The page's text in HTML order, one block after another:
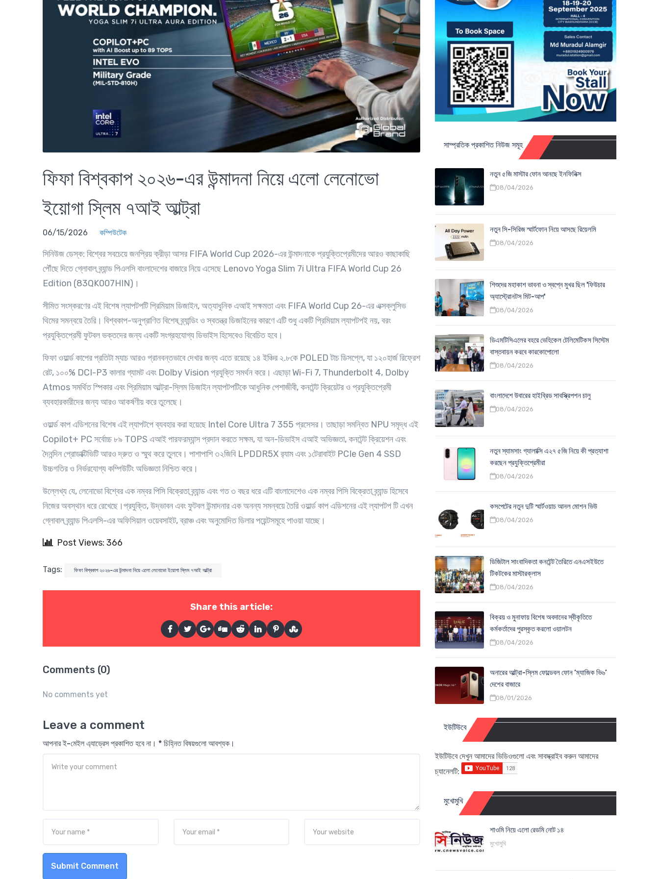
ফিফা বিশ্বকাপ ২০২৬-এর উন্মাদনা নিয়ে এলো লেনোভো
ইয়োগা স্লিম ৭আই আল্ট্রা
06/15/2026 কম্পিউটেক
সিনিউজ ডেস্ক: বিশ্বের সবচেয়ে জনপ্রিয় ক্রীড়া আসর FIFA World Cup 2026-এর উন্মাদনাকে প্রযুক্তিপ্রেমীদের আরও কাছাকাছি
পৌঁছে দিতে গ্লোবাল ব্র্যান্ড পিএলসি বাংলাদেশের বাজারে নিয়ে এসেছে Lenovo Yoga Slim 7i Ultra FIFA World Cup 26
Edition (83QK007HIN)।
সীমিত সংস্করণের এই বিশেষ ল্যাপটপটি প্রিমিয়াম ডিজাইন, অত্যাধুনিক এআই সক্ষমতা এবং FIFA World Cup 26-এর এক্সক্লুসিভ
থিমের সমন্বয়ে তৈরি। বিশ্বকাপ-অনুপ্রাণিত বিশেষ ব্র্যান্ডিং ও স্বতন্ত্র ডিজাইনের কারণে এটি শুধু একটি প্রিমিয়াম ল্যাপটপই নয়, বরং
প্রযুক্তিপ্রেমী ফুটবল ভক্তদের জন্য একটি সংগ্রহযোগ্য ডিভাইস হিসেবেও বিবেচিত হবে।
ফিফা ওয়ার্ল্ড কাপের প্রতিটা ম্যাচ আরও প্রানবন্তভাবে দেখার জন্য এতে রয়েছে ১৪ ইঞ্চির ২.৮কে POLED টাচ ডিসপ্লে, যা ১২০হার্জ রিফ্রেশ
রেট, ১০০% DCI-P3 কালার গ্যামট এবং Dolby Vision প্রযুক্তি সমর্থন করে। এছাড়া Wi-Fi 7, Thunderbolt 4, Dolby
Atmos সমর্থিত স্পিকার এবং প্রিমিয়াম আল্ট্রা-স্লিম ডিজাইন ল্যাপটপটিকে আধুনিক পেশাজীবী, কনটেন্ট ক্রিয়েটর ও প্রযুক্তিপ্রেমী
ব্যবহারকারীদের জন্য আরও আকর্ষণীয় করে তুলেছে।
ওয়ার্ল্ড কাপ এডিশনের বিশেষ এই ল্যাপটপে ব্যবহার করা হয়েছে Intel Core Ultra 7 355 প্রসেসর। তাছাড়া সমন্বিত NPU সমৃদ্ধ এই
Copilot+ PC সর্বোচ্চ ৮৯ TOPS এআই পারফরম্যান্স প্রদান করতে সক্ষম, যা অন-ডিভাইস এআই অভিজ্ঞতা, কনটেন্ট ক্রিয়েশন এবং
দৈনন্দিন প্রোডাক্টিভিটি আরও দ্রুত ও স্মুথ করে তুলবে। পাশাপাশি ৩২জিবি LPDDR5X র‍্যাম এবং ১টেরাবাইট PCIe Gen 4 SSD
উচ্চগতির ও নির্ভরযোগ্য কম্পিউটিং অভিজ্ঞতা নিশ্চিত করে।
উল্লেখ্য যে, লেনোভো বিশ্বের এক নম্বর পিসি বিক্রেতা ব্র্যান্ড এবং গত ৩ বছর ধরে এটি বাংলাদেশেও এক নম্বর পিসি বিক্রেতা ব্র্যান্ড হিসেবে
নিজের অবস্থান ধরে রেখেছে।প্রযুক্তি, উদ্ভাবন এবং ফুটবল উন্মাদনার এক অনন্য সমন্বয়ে তৈরি ওয়ার্ল্ড কাপ এডিশনের এই ল্যাপটপ টি এখন
গ্লোবাল ব্র্যান্ড পিএলসি-এর অফিসিয়াল ওয়েবসাইট, ব্রাঞ্চ এবং অনুমোদিত ডিলার পয়েন্টসমূহে পাওয়া যাচ্ছে।
Post Views: 366
Tags: ফিফা বিশ্বকাপ ২০২৬-এর উন্মাদনা নিয়ে এলো লেনোভো ইয়োগা স্লিম ৭আই আল্ট্রা
Share this article:
Comments (0)
No comments yet
Leave a comment
আপনার ই-মেইল এ্যাড্রেস প্রকাশিত হবে না। * চিহ্নিত বিষয়গুলো আবশ্যক।
Submit Comment
সাম্প্রতিক প্রকাশিত নিউজ সমূহ
নতুন ৫জি মাস্টার ফোন আনছে ইনফিনিক্স
08/04/2026
নতুন সি-সিরিজ স্মার্টফোন নিয়ে আসছে রিয়েলমি
08/04/2026
শিশুদের মহাকাশ ভাবনা ও স্বপ্নে মুখর ছিল 'ফিউচার
অ্যাস্ট্রোনটস মিট-আপ'
08/04/2026
ডিএমটিসিএলের বহরে ভেহিকেল টেলিমেটিকস সিস্টেম
বাস্তবায়ন করবে কারকোপোলো
08/04/2026
বাংলাদেশে উবারের হাইব্রিড সাবস্ক্রিপশন চালু
08/04/2026
নতুন স্যামসাং গ্যালাক্সি এ২৭ ৫জি নিয়ে কী প্রত্যাশা
করছেন প্রযুক্তিপ্রেমীরা
08/04/2026
কসপেটের নতুন দুটি স্মার্টওয়াচ আনল মোশন ভিউ
08/04/2026
ডিজিটাল সাংবাদিকতা কনটেন্ট তৈরিতে এনএসইউতে
টিকটকের মাস্টারক্লাস
08/04/2026
বিক্রয় ও মুনাফায় বিশেষ অবদানের স্বীকৃতিতে
কর্মকর্তাদের পুরস্কৃত করলো ওয়ালটন
08/04/2026
অনারের আল্ট্রা-স্লিম ফোল্ডেবল ফোন ‘ম্যাজিক ভি৬’
দেশের বাজারে
08/01/2026
ইউটিউবে
ইউটিউবে দেখুন আমাদের ভিডিওগুলো এবং সাবস্ক্রাইব করুন আমাদের
চ্যানেলটি:
মুখোমুখি
শাওমি নিয়ে এলো রেডমি নোট ১৪
মুখোমুখি